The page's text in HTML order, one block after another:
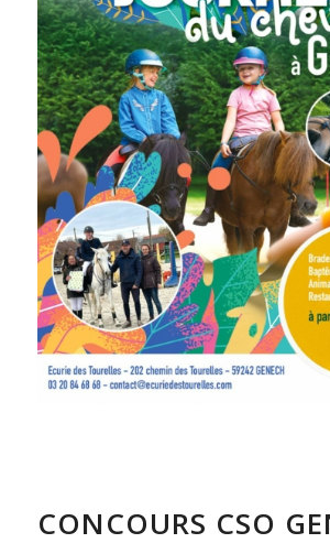
CONCOURS CSO